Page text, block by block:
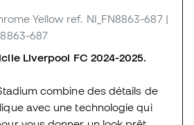
Yellow ref. NI_FN8863-687 |
687
Liverpool FC 2024-2025.
combine des détails de
avec une technologie qui